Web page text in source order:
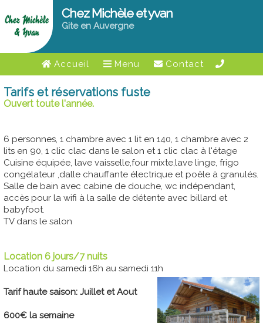
Chez Michèle et yvan
Gite en Auvergne
Accueil Menu Contact
Tarifs et réservations fuste
Ouvert toute l'année.
6 personnes, 1 chambre avec 1 lit en 140, 1 chambre avec 2
lits en 90, 1 clic clac dans le salon et 1 clic clac à l'étage
Cuisine équipée, lave vaisselle,four mixte,lave linge, frigo
congélateur ,dalle chauffante électrique et poêle à granulés.
Salle de bain avec cabine de douche, wc indépendant,
accès pour la wifi à la salle de détente avec billard et
babyfoot.
TV dans le salon
Location 6 jours/7 nuits
Location du samedi 16h au samedi 11h
Tarif haute saison: Juillet et Aout
600€ la semaine